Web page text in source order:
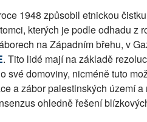
1948 způsobil etnickou
kterých je podle odhadu z
na Západním břehu, v
. Tito lidé mají na základě
své domoviny, nicméně tuto
a zábor palestinských území
ohledně řešení